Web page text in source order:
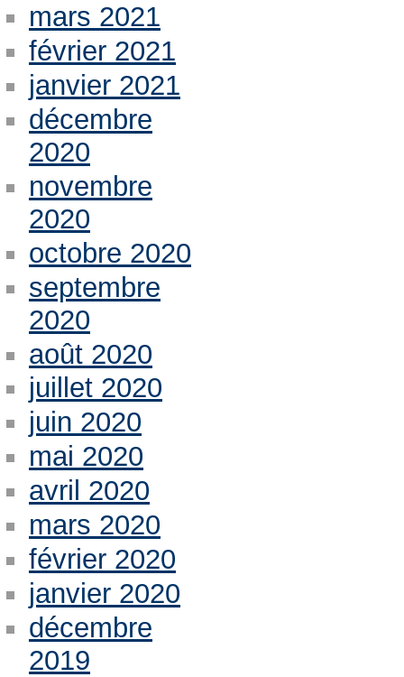
mars 2021
février 2021
janvier 2021
décembre
2020
novembre
2020
octobre 2020
septembre
2020
août 2020
juillet 2020
juin 2020
mai 2020
avril 2020
mars 2020
février 2020
janvier 2020
décembre
2019